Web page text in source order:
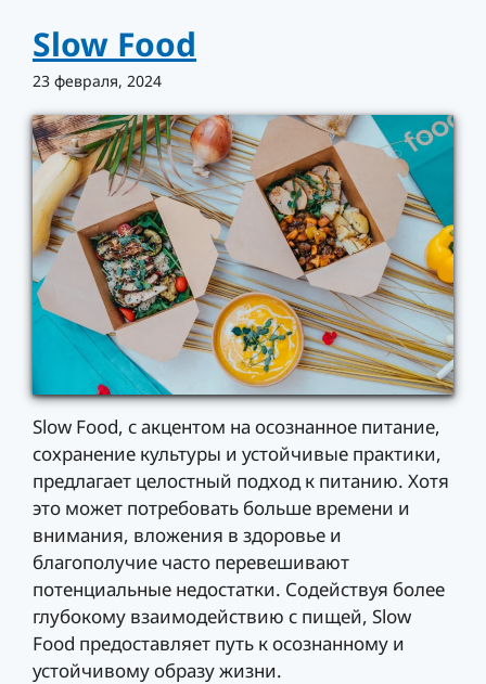
Slow Food
23 февраля, 2024
Slow Food, с акцентом на осознанное питание,
сохранение культуры и устойчивые практики,
предлагает целостный подход к питанию. Хотя
это может потребовать больше времени и
внимания, вложения в здоровье и
благополучие часто перевешивают
потенциальные недостатки. Содействуя более
глубокому взаимодействию с пищей, Slow
Food предоставляет путь к осознанному и
устойчивому образу жизни.